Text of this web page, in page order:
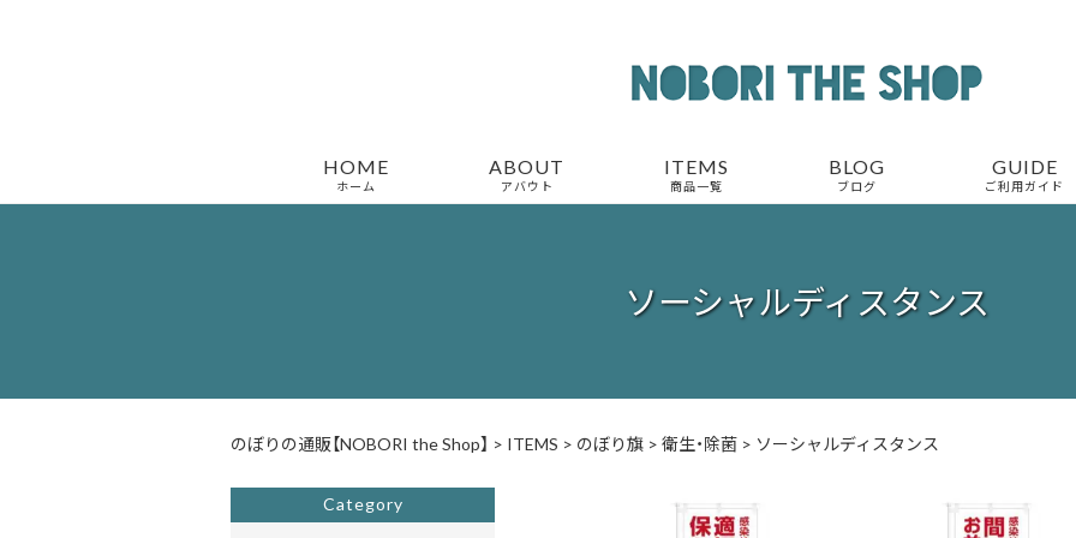
HOME
ホーム
ABOUT
アバウト
ITEMS
商品一覧
BLOG
ブログ
GUIDE
ご利用ガイド
ソーシャルディスタンス
のぼりの通販【NOBORI the Shop】 > ITEMS > のぼり旗 > 衛生・除菌 > ソーシャルディスタンス
Category